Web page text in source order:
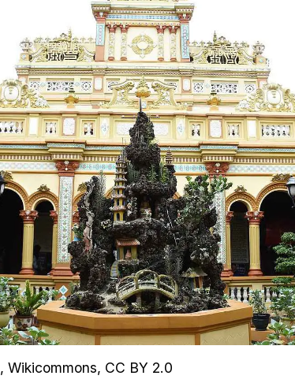
, Wikicommons, CC BY 2.0